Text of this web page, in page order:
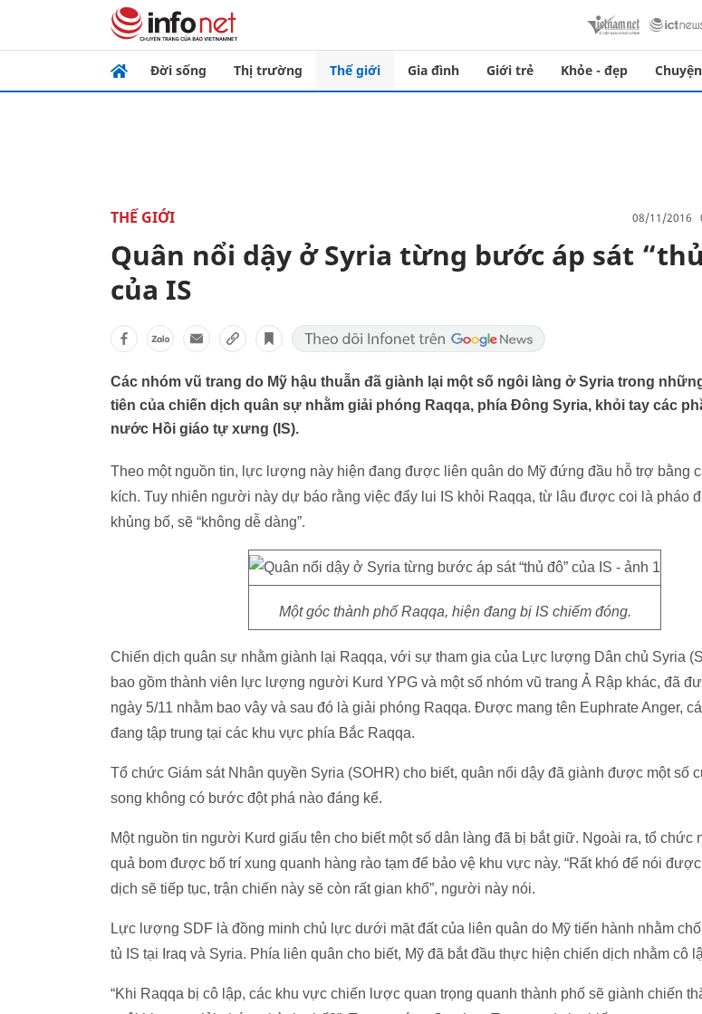
Đời sống Thị trường Thế giới Gia đình Giới trẻ Khỏe - đẹp
THẾ GIỚI 08/11/2016
Quân nổi dậy ở Syria từng bước áp sát
của IS
Các nhóm vũ trang do Mỹ hậu thuẫn đã giành lại một số ngôi làng ở Syria trong
tiên của chiến dịch quân sự nhằm giải phóng Raqqa, phía Đông Syria, khỏi tay các
nước Hồi giáo tự xưng (IS).
Theo một nguồn tin, lực lượng này hiện đang được liên quân do Mỹ đứng đầu hỗ trợ bằng
kích. Tuy nhiên người này dự báo rằng việc đẩy lui IS khỏi Raqqa, từ lâu được coi là pháo
khủng bố, sẽ “không dễ dàng”.
Một góc thành phố Raqqa, hiện đang bị IS chiếm đóng.
Chiến dịch quân sự nhằm giành lại Raqqa, với sự tham gia của Lực lượng Dân chủ Syria
bao gồm thành viên lực lượng người Kurd YPG và một số nhóm vũ trang Ả Rập khác, đã
ngày 5/11 nhằm bao vây và sau đó là giải phóng Raqqa. Được mang tên Euphrate Anger,
đang tập trung tại các khu vực phía Bắc Raqqa.
Tổ chức Giám sát Nhân quyền Syria (SOHR) cho biết, quân nổi dậy đã giành được một số
song không có bước đột phá nào đáng kể.
Một nguồn tin người Kurd giấu tên cho biết một số dân làng đã bị bắt giữ. Ngoài ra, tổ chức
quả bom được bố trí xung quanh hàng rào tạm để bảo vệ khu vực này. “Rất khó để nói
dịch sẽ tiếp tục, trận chiến này sẽ còn rất gian khổ”, người này nói.
Lực lượng SDF là đồng minh chủ lực dưới mặt đất của liên quân do Mỹ tiến hành nhằm
tủ IS tại Iraq và Syria. Phía liên quân cho biết, Mỹ đã bắt đầu thực hiện chiến dịch nhằm cô
“Khi Raqqa bị cô lập, các khu vực chiến lược quan trọng quanh thành phố sẽ giành chiến